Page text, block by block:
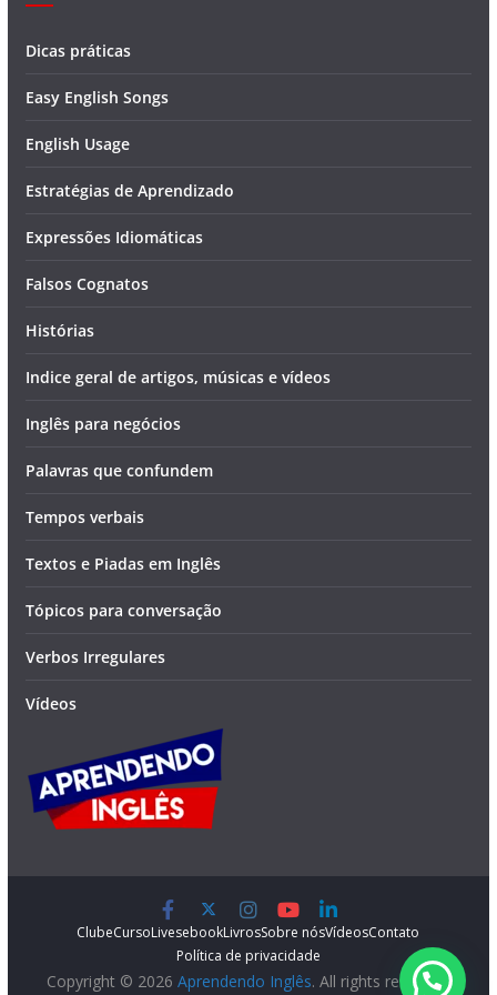
Dicas práticas
Easy English Songs
English Usage
Estratégias de Aprendizado
Expressões Idiomáticas
Falsos Cognatos
Histórias
Indice geral de artigos, músicas e vídeos
Inglês para negócios
Palavras que confundem
Tempos verbais
Textos e Piadas em Inglês
Tópicos para conversação
Verbos Irregulares
Vídeos
ClubeCursoLivesebookLivrosSobre nósVídeosContato
Política de privacidade
Copyright © 2026 Aprendendo Inglês. All rights reserved.